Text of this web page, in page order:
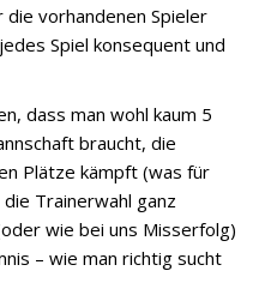
vorhandenen Spieler
Spiel konsequent und
dass man wohl kaum 5
braucht, die
Plätze kämpft (was für
Trainerwahl ganz
wie bei uns Misserfolg)
– wie man richtig sucht